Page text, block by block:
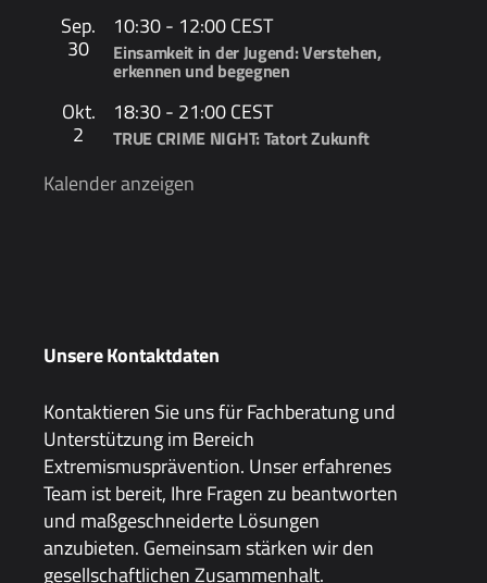
Unsere Kontaktdaten
Kontaktieren Sie uns für Fachberatung und
Unterstützung im Bereich
Extremismusprävention. Unser erfahrenes
Team ist bereit, Ihre Fragen zu beantworten
und maßgeschneiderte Lösungen
anzubieten. Gemeinsam stärken wir den
gesellschaftlichen Zusammenhalt.
Sep.
30
10:30- 12:00CEST
Einsamkeit in der Jugend: Verstehen,
erkennen und begegnen
Okt.
2
18:30- 21:00CEST
TRUE CRIME NIGHT: Tatort Zukunft
Kalender anzeigen